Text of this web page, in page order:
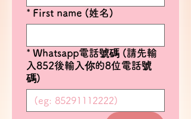
* First name (姓名)
* Whatsapp電話號碼 (請先輸
入852後輸入你的8位電話號
碼)